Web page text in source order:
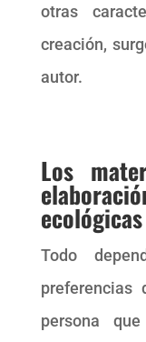
otras
creación,
autor.
Los
ecológicas
Todo
persona